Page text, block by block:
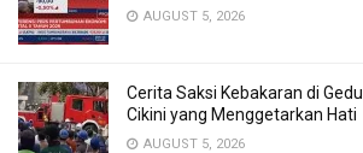
AUGUST 5, 2026
Cerita Saksi Kebakaran di
Cikini yang Menggetarkan Hati
AUGUST 5, 2026